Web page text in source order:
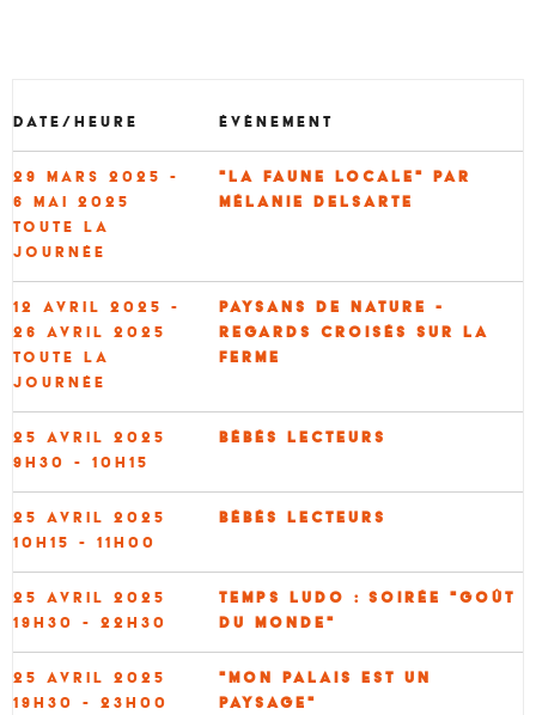
Date/heure Évènement
29 mars 2025 -
6 mai 2025
Toute la
journée
"La Faune Locale" par
Mélanie Delsarte
12 avril 2025 -
26 avril 2025
Toute la
journée
Paysans de nature -
Regards croisés sur la
ferme
25 avril 2025
9h30 - 10h15
Bébés lecteurs
25 avril 2025
10h15 - 11h00
Bébés lecteurs
25 avril 2025
19h30 - 22h30
Temps Ludo : Soirée "Goût
du Monde"
25 avril 2025
19h30 - 23h00
"Mon Palais est un
Paysage"